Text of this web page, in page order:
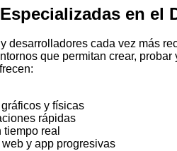
en el
desarrolladores cada vez más
que permitan crear,
y físicas
rápidas
real
y app progresivas